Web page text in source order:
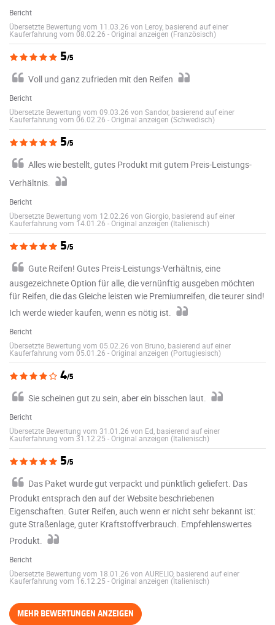
Bericht
Übersetzte Bewertung vom 11.03.26 von Leroy, basierend auf einer
Kauferfahrung vom 08.02.26 -Original anzeigen (Französisch)
5/5
Voll und ganz zufrieden mit den Reifen
Bericht
Übersetzte Bewertung vom 09.03.26 von Sandor, basierend auf einer
Kauferfahrung vom 06.02.26 -Original anzeigen (Schwedisch)
5/5
Alles wie bestellt, gutes Produkt mit gutem Preis-Leistungs-
Verhältnis.
Bericht
Übersetzte Bewertung vom 12.02.26 von Giorgio, basierend auf einer
Kauferfahrung vom 14.01.26 -Original anzeigen (Italienisch)
5/5
Gute Reifen! Gutes Preis-Leistungs-Verhältnis, eine
ausgezeichnete Option für alle, die vernünftig ausgeben möchten
für Reifen, die das Gleiche leisten wie Premiumreifen, die teurer sind!
Ich werde wieder kaufen, wenn es nötig ist.
Bericht
Übersetzte Bewertung vom 05.02.26 von Bruno, basierend auf einer
Kauferfahrung vom 05.01.26 -Original anzeigen (Portugiesisch)
4/5
Sie scheinen gut zu sein, aber ein bisschen laut.
Bericht
Übersetzte Bewertung vom 31.01.26 von Ed, basierend auf einer
Kauferfahrung vom 31.12.25 -Original anzeigen (Italienisch)
5/5
Das Paket wurde gut verpackt und pünktlich geliefert. Das
Produkt entsprach den auf der Website beschriebenen
Eigenschaften. Guter Reifen, auch wenn er nicht sehr bekannt ist:
gute Straßenlage, guter Kraftstoffverbrauch. Empfehlenswertes
Produkt.
Bericht
Übersetzte Bewertung vom 18.01.26 von AURELIO, basierend auf einer
Kauferfahrung vom 16.12.25 -Original anzeigen (Italienisch)
MEHR BEWERTUNGEN ANZEIGEN